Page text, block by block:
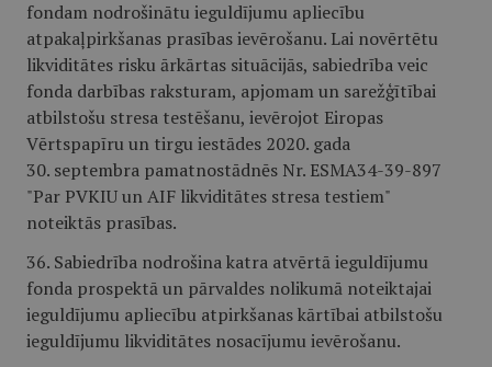
fondam nodrošinātu ieguldījumu apliecību
atpakaļpirkšanas prasības ievērošanu. Lai novērtētu
likviditātes risku ārkārtas situācijās, sabiedrība veic
fonda darbības raksturam, apjomam un sarežģītībai
atbilstošu stresa testēšanu, ievērojot Eiropas
Vērtspapīru un tirgu iestādes 2020. gada
30. septembra pamatnostādnēs Nr. ESMA34-39-897
"Par PVKIU un AIF likviditātes stresa testiem"
noteiktās prasības.
36. Sabiedrība nodrošina katra atvērtā ieguldījumu
fonda prospektā un pārvaldes nolikumā noteiktajai
ieguldījumu apliecību atpirkšanas kārtībai atbilstošu
ieguldījumu likviditātes nosacījumu ievērošanu.